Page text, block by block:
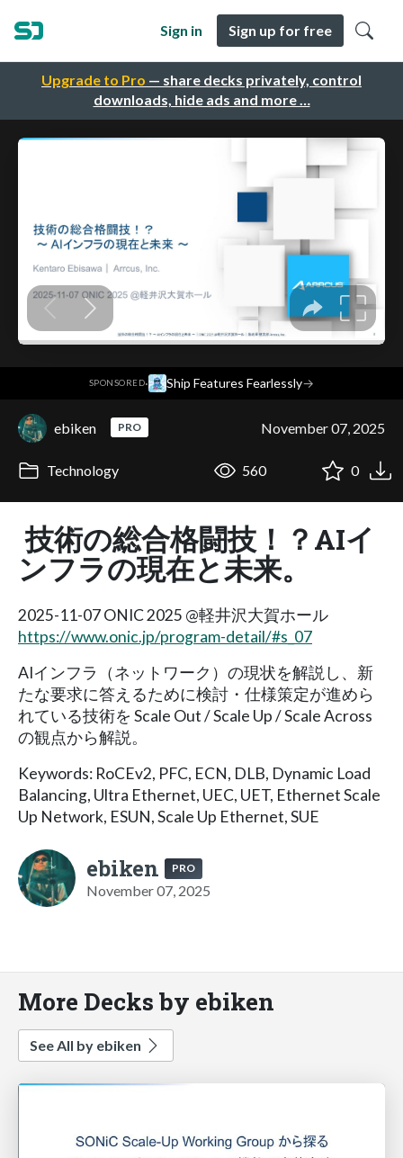
Upgrade to Pro — share decks privately, control
downloads, hide ads and more …
Sign in Sign up for free
SPONSORED· Ship Features Fearlessly→
ebiken PRO November 07, 2025
Technology 560 0
技術の総合格闘技！？AIイ
ンフラの現在と未来。
2025-11-07 ONIC 2025 @軽井沢大賀ホール
https://www.onic.jp/program-detail/#s_07
AIインフラ（ネットワーク）の現状を解説し、新
たな要求に答えるために検討・仕様策定が進めら
れている技術を Scale Out / Scale Up / Scale Across
の観点から解説。
Keywords: RoCEv2, PFC, ECN, DLB, Dynamic Load
Balancing, Ultra Ethernet, UEC, UET, Ethernet Scale
Up Network, ESUN, Scale Up Ethernet, SUE
ebiken PRO
November 07, 2025
More Decks by ebiken
See All by ebiken